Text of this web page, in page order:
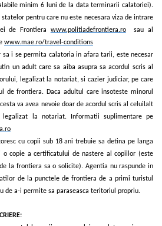
minim 6 luni de la data terminarii calatoriei).
pentru care nu este necesara viza de intrare
de Frontiera www.politiadefrontiera.rosau al
www.mae.ro/travel-conditions
sa i se permita calatoria in afara tarii, este necesar
un adult care sa aiba asupra sa acordul scris al
legalizat la notariat, si cazier judiciar, pe care
de frontiera. Daca adultul care insoteste minorul
va avea nevoie doar de acordul scris al celuilalt
la notariat. Informatii suplimentare pe
cu copii sub 18 ani trebuie sa detina pe langa
o copie a certificatului de nastere al copiilor (este
la frontiera sa o solicite). Agentia nu raspunde in
de la punctele de frontiera de a primi turistul
de a-i permite sa paraseasca teritoriul propriu.